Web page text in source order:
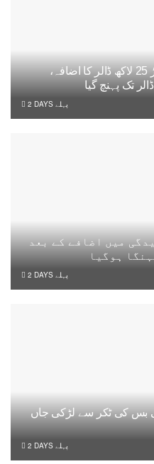
ملکی زرمبادلہ ذخائر میں 3 کروڑ 25 لاکھ ڈالر کا اضافہ،
2 DAYS پہلے
میں اضافے کے بعد
ہوگیا
2 DAYS پہلے
بس کی ٹکر سے لڑکی جاں
2 DAYS پہلے